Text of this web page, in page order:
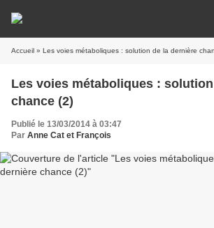
Accueil » Les voies métaboliques : solution de la dernière
Les voies métaboliques :
chance (2)
Publié le 13/03/2014 à 03:47
Par Anne Cat et François